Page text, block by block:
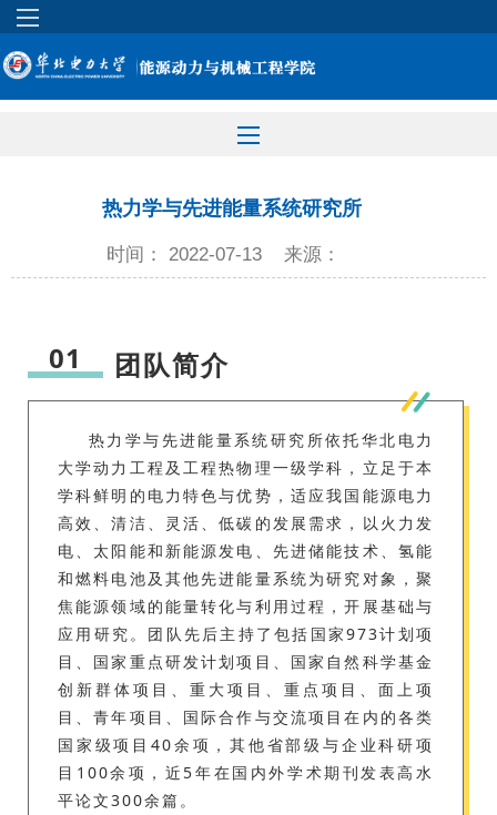
热力学与先进能量系统研究所
时间： 2022-07-13 来源：
01 团队简介
热力学与先进能量系统研究所依托华北电力
大学动力工程及工程热物理一级学科，立足于本
学科鲜明的电力特色与优势，适应我国能源电力
高效、清洁、灵活、低碳的发展需求，以火力发
电、太阳能和新能源发电、先进储能技术、氢能
和燃料电池及其他先进能量系统为研究对象，聚
焦能源领域的能量转化与利用过程，开展基础与
应用研究。团队先后主持了包括国家973计划项
目、国家重点研发计划项目、国家自然科学基金
创新群体项目、重大项目、重点项目、面上项
目、青年项目、国际合作与交流项目在内的各类
国家级项目40余项，其他省部级与企业科研项
目100余项，近5年在国内外学术期刊发表高水
平论文300余篇。